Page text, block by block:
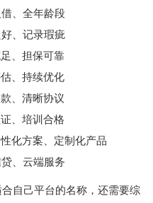
、全年龄段
、记录瑕疵
、担保可靠
、持续优化
、清晰协议
、培训合格
化方案、定制化产品
、云端服务
自己平台的名称，还需要综